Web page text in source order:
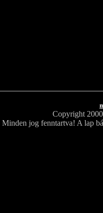
Copyright
Minden jog fenntartva! A lap